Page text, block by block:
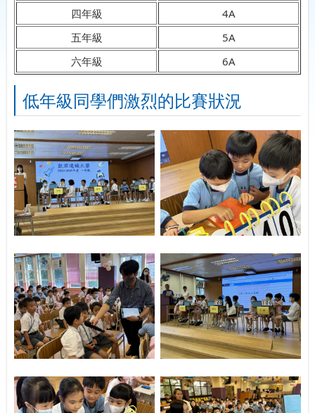
四年級
4A
五年級
5A
六年級
6A
低年級同學們激烈的比賽狀況